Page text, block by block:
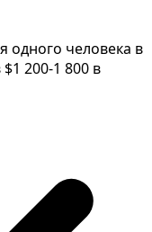
одного человека в
200-1 800 в